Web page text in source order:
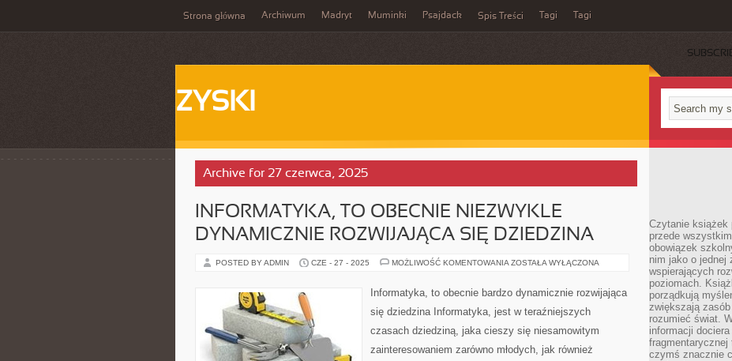
Strona główna Archiwum Madryt Muminki Psajdack Spis Treści Tagi Tagi
ZYSKI
Archive for 27 czerwca, 2025
INFORMATYKA, TO OBECNIE NIEZWYKLE
DYNAMICZNIE ROZWIJAJĄCA SIĘ DZIEDZINA
POSTED BY ADMIN CZE - 27 - 2025 MOŻLIWOŚĆ KOMENTOWANIA INFORMATYKA,
NIEZWYKLE
DYNAMICZNIE
SIĘ
ZOSTAŁA WYŁĄCZONA
Informatyka, to obecnie bardzo dynamicznie rozwijająca
się dziedzina Informatyka, jest w teraźniejszych
czasach dziedziną, jaka cieszy się niesamowitym
zainteresowaniem zarówno młodych, jak również
Czytanie książek
przede
obowiązek
nim jako o jednej
wspierających
poziomach.
porządkują
zwiększają zasób
rozumieć świat.
informacji
czymś znacznie